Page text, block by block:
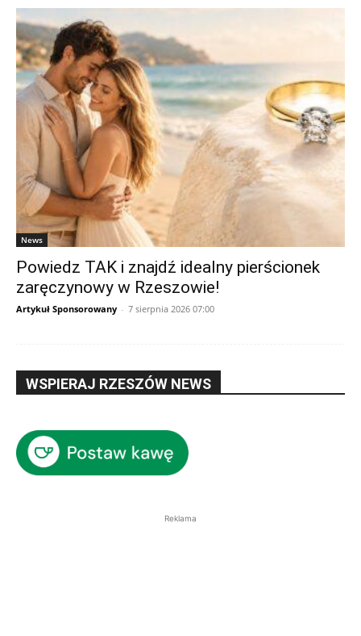
News
Powiedz TAK i znajdź idealny pierścionek
zaręczynowy w Rzeszowie!
Artykuł Sponsorowany - 7 sierpnia 2026 07:00
WSPIERAJ RZESZÓW NEWS
Reklama